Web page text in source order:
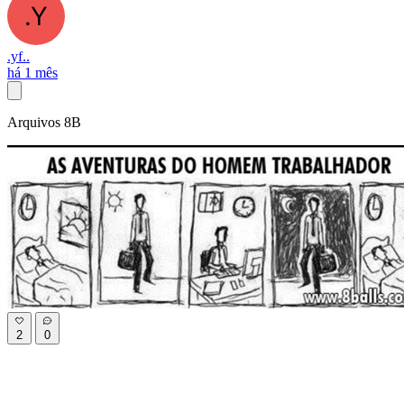
.yf..
há 1 mês
Arquivos 8B
2 0